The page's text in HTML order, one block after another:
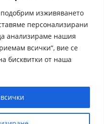
изживяването
персонализирани
анализираме нашия
всички“, вие се
бисквитки от наша